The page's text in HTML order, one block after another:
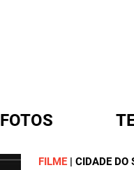
FOTOS
FILME | CIDADE DO